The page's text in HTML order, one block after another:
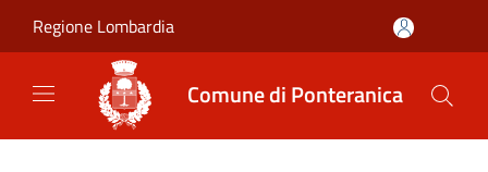
Regione Lombardia
Comune di Ponteranica